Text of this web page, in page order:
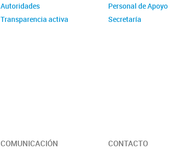
Autoridades
Transparencia activa
Personal de Apoyo
Secretaría
COMUNICACIÓN CONTACTO